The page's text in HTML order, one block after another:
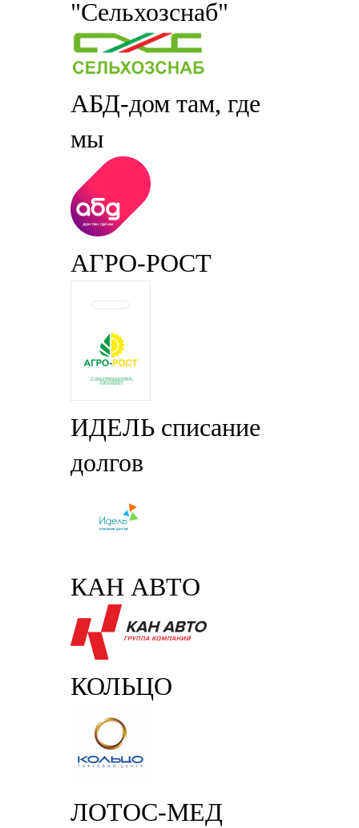
"Сельхозснаб"
АБД-дом там, где
мы
АГРО-РОСТ
ИДЕЛЬ списание
долгов
КАН АВТО
КОЛЬЦО
ЛОТОС-МЕД